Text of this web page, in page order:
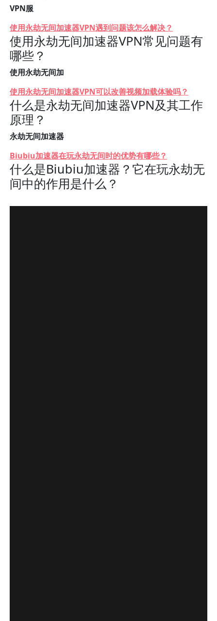
VPN服
使用永劫无间加速器VPN遇到问题该怎么解决？
使用永劫无间加速器VPN常见问题有
哪些？
使用永劫无间加
使用永劫无间加速器VPN可以改善视频加载体验吗？
什么是永劫无间加速器VPN及其工作
原理？
永劫无间加速器
Biubiu加速器在玩永劫无间时的优势有哪些？
什么是Biubiu加速器？它在玩永劫无
间中的作用是什么？